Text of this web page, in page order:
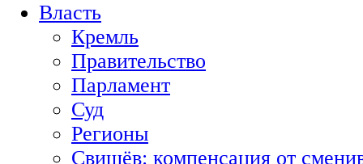
Власть
Кремль
Правительство
Парламент
Суд
Регионы
Свищёв: компенсация от